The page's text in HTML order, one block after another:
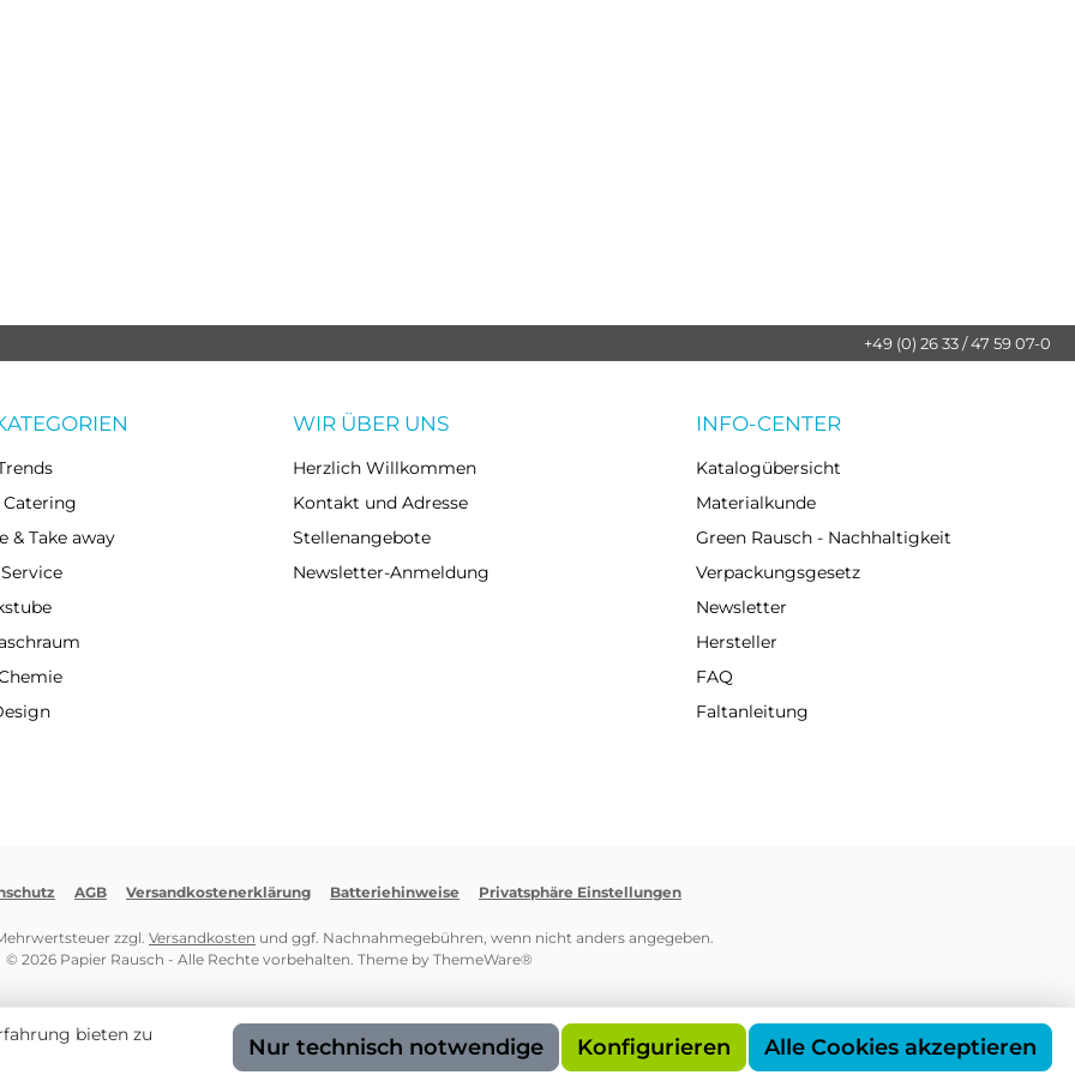
+49 (0) 26 33 / 47 59 07-0
& Take away
WIR ÜBER UNS
Herzlich Willkommen
Kontakt und Adresse
Stellenangebote
Newsletter-Anmeldung
INFO-CENTER
Katalogübersicht
Materialkunde
Green Rausch - Nachhaltigkeit
Verpackungsgesetz
Newsletter
Hersteller
FAQ
Faltanleitung
AGB Versandkostenerklärung Batteriehinweise Privatsphäre Einstellungen
zzgl. Versandkosten und ggf. Nachnahmegebühren, wenn nicht anders angegeben.
© 2026 Papier Rausch - Alle Rechte vorbehalten. Theme by ThemeWare®
bieten zu
Nur technisch notwendige Konfigurieren Alle Cookies akzeptieren